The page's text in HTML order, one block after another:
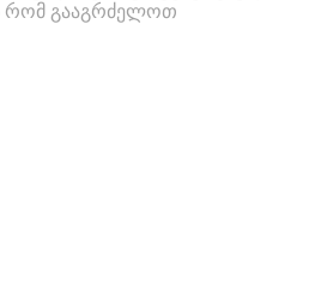
რომ გააგრძელოთ